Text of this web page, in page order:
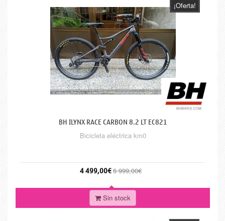
¡Oferta!
BH ILYNX RACE CARBON 8.2 LT EC821
Bicicleta eléctrica km0
4 499,00€6 999,00€
Sin stock